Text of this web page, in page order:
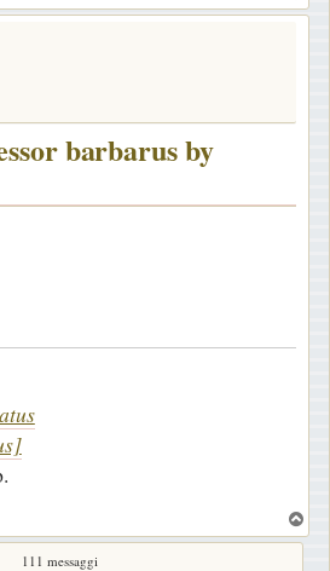
o
barbarus by
o
111 messaggi